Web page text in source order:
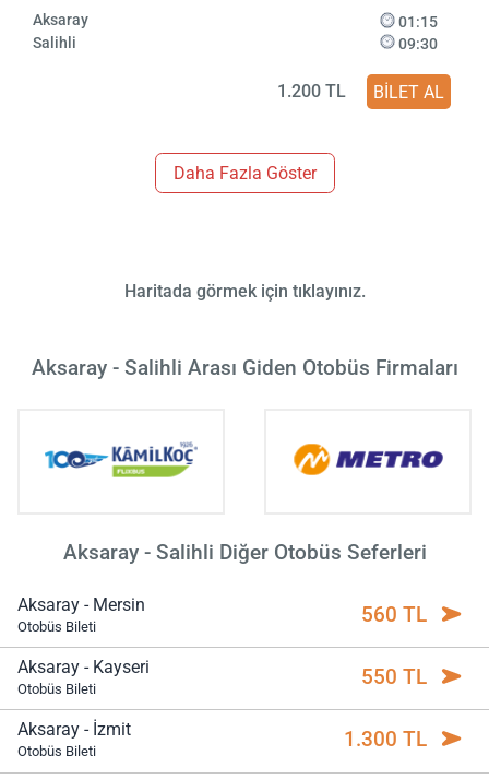
Aksaray
Salihli
01:15
09:30
1.200 TL BİLET AL
Daha Fazla Göster
Haritada görmek için tıklayınız.
Aksaray - Salihli Arası Giden Otobüs Firmaları
Aksaray - Salihli Diğer Otobüs Seferleri
Aksaray - Mersin
Otobüs Bileti 560 TL
Aksaray - Kayseri
Otobüs Bileti 550 TL
Aksaray - İzmit
Otobüs Bileti 1.300 TL